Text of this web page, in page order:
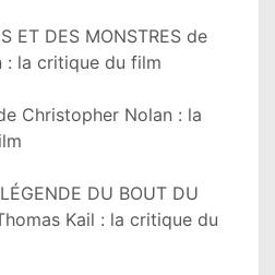
ET DES MONSTRES de
: la critique du film
de Christopher Nolan : la
DU BOUT DU
Kail : la critique du